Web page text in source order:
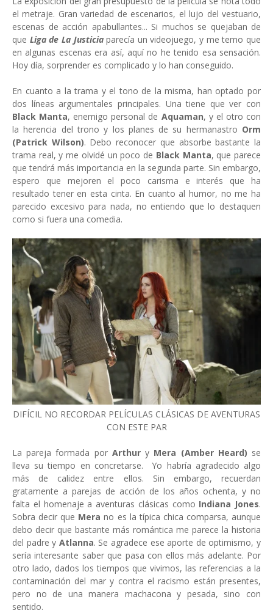
el metraje. Gran variedad de escenarios, el lujo del vestuario,
escenas de acción apabullantes... Si muchos se quejaban de
que Liga de La Justiciaparecía un videojuego, y me temo que
en algunas escenas era así, aquí no he tenido esa sensación.
Hoy día, sorprender es complicado y lo han conseguido.
En cuanto a la trama y el tono de la misma, han optado por
dos líneas argumentales principales. Una tiene que ver con
Black Manta, enemigo personal de Aquaman, y el otro con
la herencia del trono y los planes de su hermanastro Orm
(Patrick Wilson). Debo reconocer que absorbe bastante la
trama real, y me olvidé un poco de Black Manta, que parece
que tendrá más importancia en la segunda parte. Sin embargo,
espero que mejoren el poco carisma e interés que ha
resultado tener en esta cinta. En cuanto al humor, no me ha
parecido excesivo para nada, no entiendo que lo destaquen
como si fuera una comedia.
DIFÍCIL NO RECORDAR PELÍCULAS CLÁSICAS DE AVENTURAS
CON ESTE PAR
La pareja formada por Arthury Mera (Amber Heard) se
lleva su tiempo en concretarse. Yo habría agradecido algo
más de calidez entre ellos. Sin embargo, recuerdan
gratamente a parejas de acción de los años ochenta, y no
falta el homenaje a aventuras clásicas como Indiana Jones.
Sobra decir que Merano es la típica chica comparsa, aunque
debo decir que bastante más romántica me parece la historia
del padre y Atlanna. Se agradece ese aporte de optimismo, y
sería interesante saber que pasa con ellos más adelante. Por
otro lado, dados los tiempos que vivimos, las referencias a la
contaminación del mar y contra el racismo están presentes,
pero no de una manera machacona y pesada, sino con
sentido.